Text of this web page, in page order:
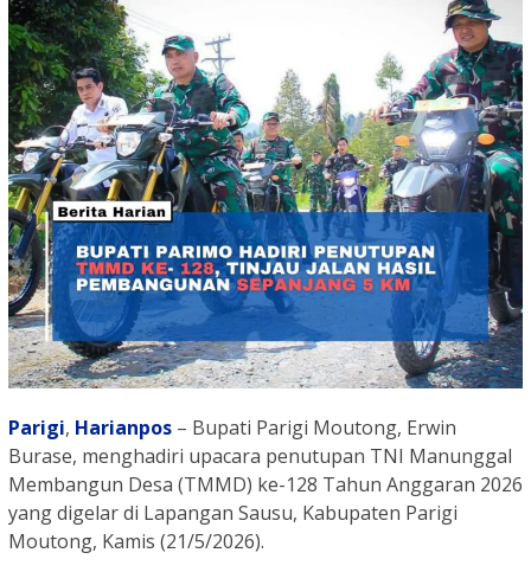
Parigi, Harianpos – Bupati Parigi Moutong, Erwin
Burase, menghadiri upacara penutupan TNI Manunggal
Membangun Desa (TMMD) ke-128 Tahun Anggaran 2026
yang digelar di Lapangan Sausu, Kabupaten Parigi
Moutong, Kamis (21/5/2026).